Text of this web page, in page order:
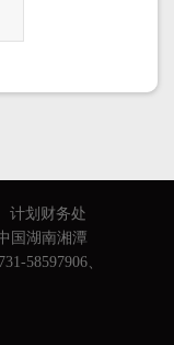
计划财务处
国湖南湘潭
58597906、